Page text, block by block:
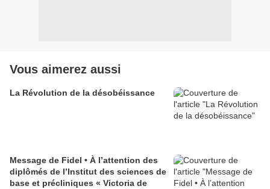
Vous aimerez aussi
La Révolution de la désobéissance
Message de Fidel • À l’attention des
diplômés de l’Institut des sciences de
base et précliniques « Victoria de